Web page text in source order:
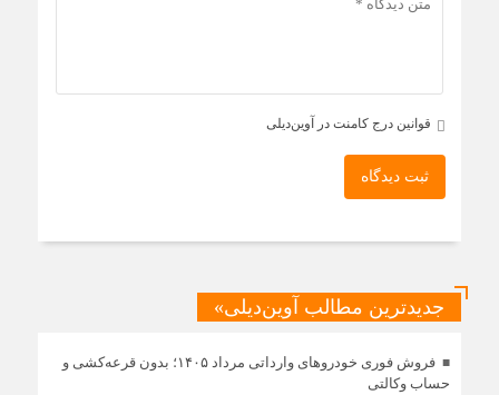
قوانین درج کامنت در آوین‌دیلی
ثبت دیدگاه
جدیدترین مطالب آوین‌دیلی»
فروش فوری خودروهای وارداتی مرداد ۱۴۰۵؛ بدون قرعه‌کشی و
حساب وکالتی